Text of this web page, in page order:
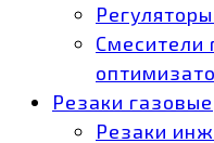
Смесители
Резаки газовые
Резаки